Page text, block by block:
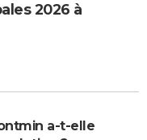
2026 à
a-t-elle